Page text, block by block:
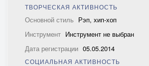
ТВОРЧЕСКАЯ АКТИВНОСТЬ
Основной стиль Рэп, хип-хоп
Инструмент Инструмент не выбран
Дата регистрации 05.05.2014
СОЦИАЛЬНАЯ АКТИВНОСТЬ